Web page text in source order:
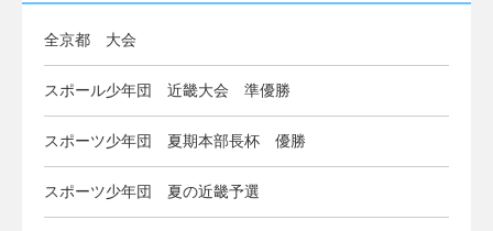
全京都 大会
スポール少年団 近畿大会 準優勝
スポーツ少年団 夏期本部長杯 優勝
スポーツ少年団 夏の近畿予選